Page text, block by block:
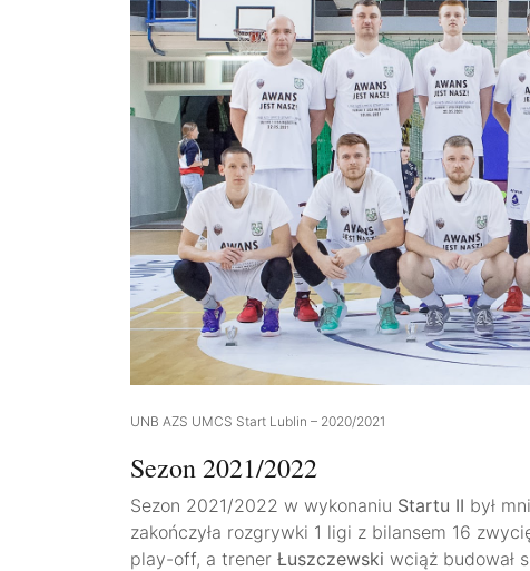
UNB AZS UMCS Start Lublin – 2020/2021
Sezon 2021/2022
Sezon 2021/2022 w wykonaniu Startu II był
zakończyła rozgrywki 1 ligi z bilansem 16
play-off, a trener Łuszczewski wciąż budował